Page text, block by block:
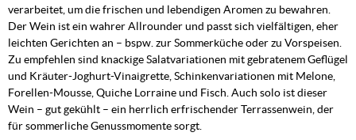
verarbeitet, um die frischen und lebendigen Aromen zu bewahren.
Der Wein ist ein wahrer Allrounder und passt sich vielfältigen, eher
leichten Gerichten an – bspw. zur Sommerküche oder zu Vorspeisen.
Zu empfehlen sind knackige Salatvariationen mit gebratenem Geflügel
und Kräuter-Joghurt-Vinaigrette, Schinkenvariationen mit Melone,
Forellen-Mousse, Quiche Lorraine und Fisch. Auch solo ist dieser
Wein – gut gekühlt – ein herrlich erfrischender Terrassenwein, der
für sommerliche Genussmomente sorgt.